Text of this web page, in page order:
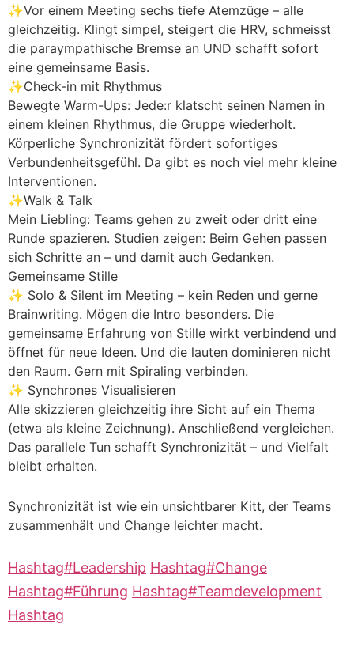
✨Vor einem Meeting sechs tiefe Atemzüge – alle
gleichzeitig. Klingt simpel, steigert die HRV, schmeisst
die paraympathische Bremse an UND schafft sofort
eine gemeinsame Basis.
✨Check-in mit Rhythmus
Bewegte Warm-Ups: Jede:r klatscht seinen Namen in
einem kleinen Rhythmus, die Gruppe wiederholt.
Körperliche Synchronizität fördert sofortiges
Verbundenheitsgefühl. Da gibt es noch viel mehr kleine
Interventionen.
✨Walk & Talk
Mein Liebling: Teams gehen zu zweit oder dritt eine
Runde spazieren. Studien zeigen: Beim Gehen passen
sich Schritte an – und damit auch Gedanken.
Gemeinsame Stille
✨ Solo & Silent im Meeting – kein Reden und gerne
Brainwriting. Mögen die Intro besonders. Die
gemeinsame Erfahrung von Stille wirkt verbindend und
öffnet für neue Ideen. Und die lauten dominieren nicht
den Raum. Gern mit Spiraling verbinden.
✨ Synchrones Visualisieren
Alle skizzieren gleichzeitig ihre Sicht auf ein Thema
(etwa als kleine Zeichnung). Anschließend vergleichen.
Das parallele Tun schafft Synchronizität – und Vielfalt
bleibt erhalten.
Synchronizität ist wie ein unsichtbarer Kitt, der Teams
zusammenhält und Change leichter macht.
Hashtag#Leadership Hashtag#Change
Hashtag#Führung Hashtag#Teamdevelopment
Hashtag